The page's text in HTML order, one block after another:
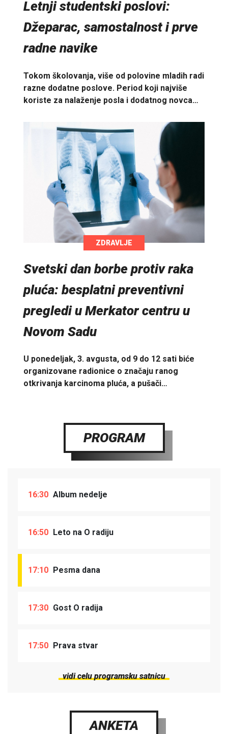
Letnji studentski poslovi:
Džeparac, samostalnost i prve
radne navike
Tokom školovanja, više od polovine mladih radi
razne dodatne poslove. Period koji najviše
koriste za nalaženje posla i dodatnog novca…
ZDRAVLJE
Svetski dan borbe protiv raka
pluća: besplatni preventivni
pregledi u Merkator centru u
Novom Sadu
U ponedeljak, 3. avgusta, od 9 do 12 sati biće
organizovane radionice o značaju ranog
otkrivanja karcinoma pluća, a pušači…
PROGRAM
16:30 Album nedelje
16:50 Leto na O radiju
17:10 Pesma dana
17:30 Gost O radija
17:50 Prava stvar
vidi celu programsku satnicu
ANKETA